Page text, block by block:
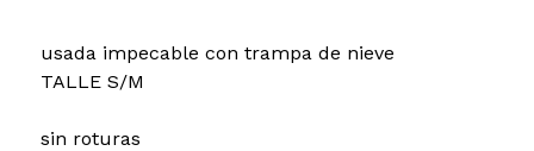
usada impecable con trampa de nieve
TALLE S/M
sin roturas